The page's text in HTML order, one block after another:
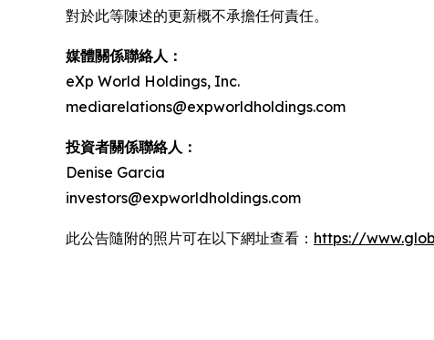
對於此等陳述的更新概不承擔任何責任。
媒體關係聯絡人：
eXp World Holdings, Inc.
mediarelations@expworldholdings.com
投資者關係聯絡人：
Denise Garcia
investors@expworldholdings.com
此公告隨附的照片可在以下網址查看： https://